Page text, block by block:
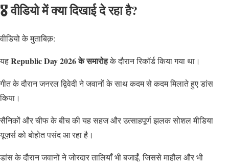
🎖️ वीडियो में क्या दिखाई दे रहा है?
वीडियो के मुताबिक़:
यहRepublic Day 2026 के समारोहके दौरान रिकॉर्ड किया गया था।
गीत के दौरान जनरल द्विवेदी ने जवानों के साथ कदम से कदम मिलाते हुए डांस
किया।
सैनिकों और चीफ के बीच की यह सहज और उत्साहपूर्ण झलक सोशल मीडिया
यूज़र्स को बोहोत पसंद आ रहा है।
डांस के दौरान जवानों ने जोरदार तालियाँ भी बजाईं, जिससे माहौल और भी